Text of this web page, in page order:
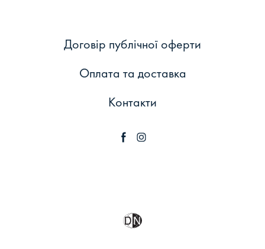
Договір публічної оферти
Оплата та доставка
Контакти